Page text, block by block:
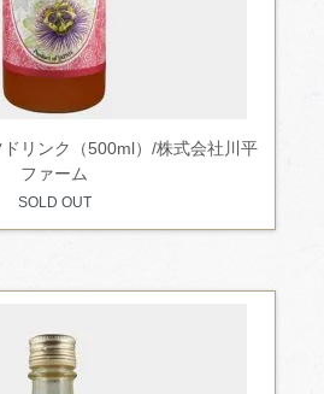
リンク（500ml）/株式会社川平
ファーム
SOLD OUT